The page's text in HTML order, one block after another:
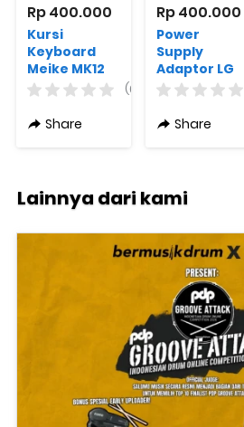
Rp 400.000
Kursi
Keyboard
Meike MK12
(0)
Share
Rp 400.000
Power
Supply
Adaptor LG
Casio E95100
Share
Lainnya dari kami